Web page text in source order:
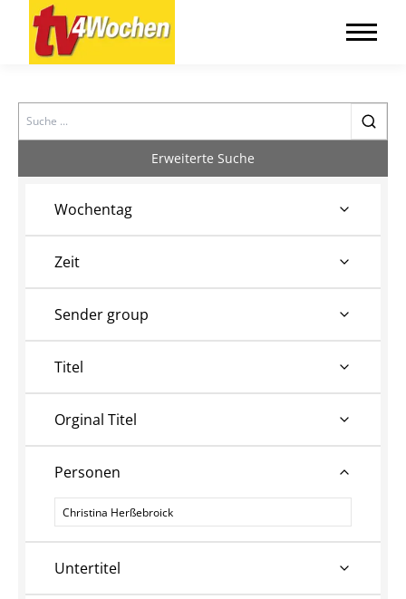
Search
Erweiterte Suche
Wochentag
Zeit
Sender group
Titel
Orginal Titel
Personen
Personen
Untertitel